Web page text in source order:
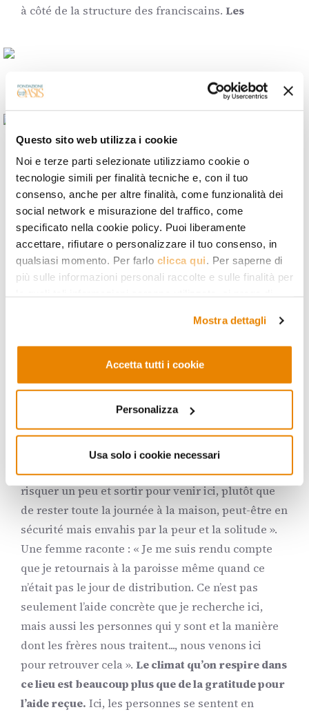
Questo sito web utilizza i cookie
Noi e terze parti selezionate utilizziamo cookie o
tecnologie simili per finalità tecniche e, con il tuo
consenso, anche per altre finalità, come funzionalità dei
social network e misurazione del traffico, come
specificato nella cookie policy. Puoi liberamente
accettare, rifiutare o personalizzare il tuo consenso, in
qualsiasi momento. Per farlo clicca qui. Per saperne di
più sulle informazioni personali raccolte e sulle finalità per
Mostra dettagli
Accetta tutti i cookie
Personalizza
Usa solo i cookie necessari
à côté de la structure des franciscains. Les
denrées alimentaires qui manquent le plus sont
celles de base :les œufs, le pain, l’huile, le sucre,
le sel et la viande. Sans parler du manque d’eau,
qui « remonte à avant la guerre », nous dit un des
jeunes qui fait la queue près du centre, en se
référant à la période de grande sécheresse qu’a
connue la Syrie les années avant le conflit : ils sont
nombreux à avoir « soif depuis longtemps ». Au
centre, nous rencontrons aussi des militaires
effrayées et fatiguées, mais leurs visages
montrent aussi la joie de revoir les frères et la
communauté, d’essayer de recommencer à vivre,
et de rencontrer de nouvelles personnes. Comme
certains nous l’ont expliqué « nous préférons
risquer un peu et sortir pour venir ici, plutôt que
de rester toute la journée à la maison, peut-être en
sécurité mais envahis par la peur et la solitude ».
Une femme raconte : « Je me suis rendu compte
que je retournais à la paroisse même quand ce
n’était pas le jour de distribution. Ce n’est pas
seulement l’aide concrète que je recherche ici,
mais aussi les personnes qui y sont et la manière
dont les frères nous traitent..., nous venons ici
pour retrouver cela ». Le climat qu’on respire dans
ce lieu est beaucoup plus que de la gratitude pour
l’aide reçue. Ici, les personnes se sentent en